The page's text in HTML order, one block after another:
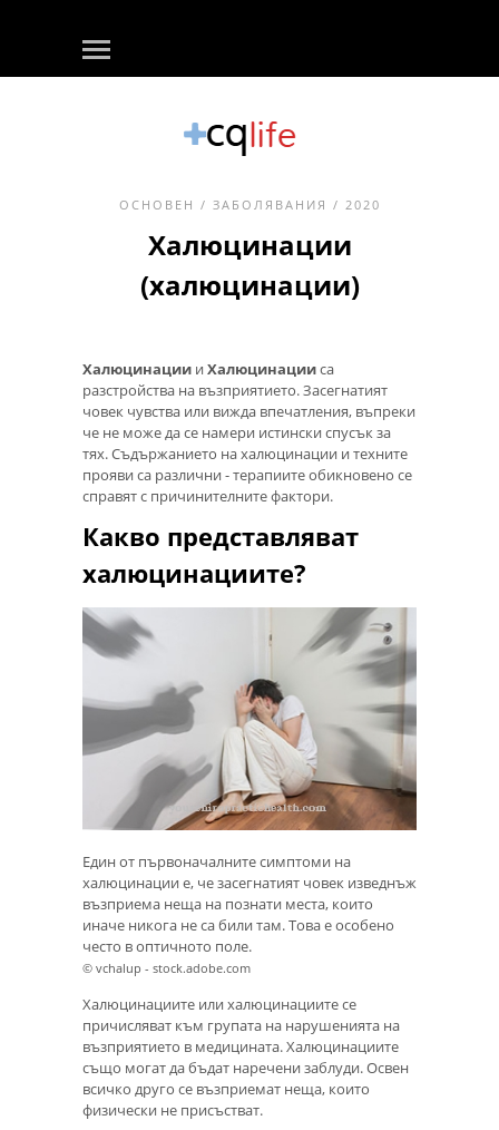
ОСНОВЕН / ЗАБОЛЯВАНИЯ / 2020
Халюцинации
(халюцинации)
Халюцинации и Халюцинацииса
разстройства на възприятието. Засегнатият
човек чувства или вижда впечатления, въпреки
че не може да се намери истински спусък за
тях. Съдържанието на халюцинации и техните
прояви са различни - терапиите обикновено се
справят с причинителните фактори.
Какво представляват
халюцинациите?
Един от първоначалните симптоми на
халюцинации е, че засегнатият човек изведнъж
възприема неща на познати места, които
иначе никога не са били там. Това е особено
често в оптичното поле.
© vchalup - stock.adobe.com
Халюцинациите или халюцинациите се
причисляват към групата на нарушенията на
възприятието в медицината. Халюцинациите
също могат да бъдат наречени заблуди. Освен
всичко друго се възприемат неща, които
физически не присъстват.